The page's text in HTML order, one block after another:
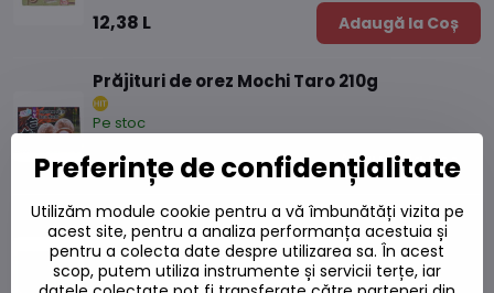
12,38 L Adaugă la Coș
Prăjituri de orez Mochi Taro 210g
Pe stoc
16,51 L Adaugă la Coș
Prăjituri de orez Mochi Taro fără gluten
210g
Pe stoc
Preferințe de confidențialitate
Utilizăm module cookie pentru a vă îmbunătăți vizita pe
acest site, pentru a analiza performanța acestuia și
pentru a colecta date despre utilizarea sa. În acest
scop, putem utiliza instrumente și servicii terțe, iar